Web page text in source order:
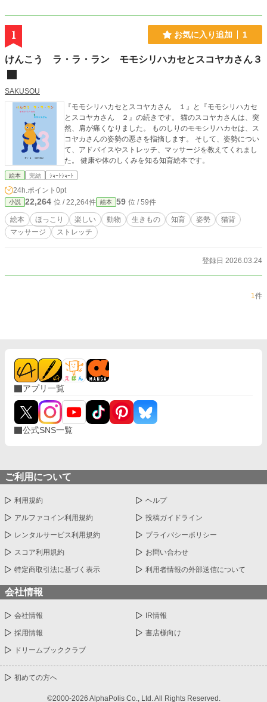
1 お気に入り追加 1
けんこう ラ・ラ・ラン モモシリハカセとスコヤカさん３
SAKUSOU
『モモシリハカセとスコヤカさん １』と『モモシリハカセ
とスコヤカさん ２』の続きです。 猫のスコヤカさんは、突
然、肩が痛くなりました。 ものしりのモモシリハカセは、ス
コヤカさんの姿勢の悪さを指摘します。 そして、姿勢につい
て、アドバイスやストレッチ、マッサージを教えてくれまし
た。 健康や体のしくみを知る知育絵本です。
絵本 完結 ｼｮｰﾄｼｮｰﾄ
24h.ポイント 0pt
小説 22,264 位 / 22,264件 絵本 59 位 / 59件
絵本 ほっこり 楽しい 動物 生きもの 知育 姿勢
猫背
マッサージ
ストレッチ
登録日 2026.03.24
1件
アプリ一覧
公式SNS一覧
ご利用について
利用規約 ヘルプ
アルファコイン利用規約 投稿ガイドライン
レンタルサービス利用規約 プライバシーポリシー
スコア利用規約 お問い合わせ
特定商取引法に基づく表示 利用者情報の外部送信について
会社情報
会社情報 IR情報
採用情報 書店様向け
ドリームブッククラブ
初めての方へ
©2000-2026 AlphaPolis Co., Ltd. All Rights Reserved.